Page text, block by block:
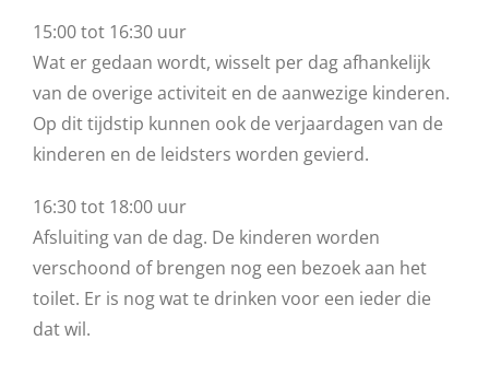
15:00 tot 16:30 uur
Wat er gedaan wordt, wisselt per dag afhankelijk
van de overige activiteit en de aanwezige kinderen.
Op dit tijdstip kunnen ook de verjaardagen van de
kinderen en de leidsters worden gevierd.
16:30 tot 18:00 uur
Afsluiting van de dag. De kinderen worden
verschoond of brengen nog een bezoek aan het
toilet. Er is nog wat te drinken voor een ieder die
dat wil.